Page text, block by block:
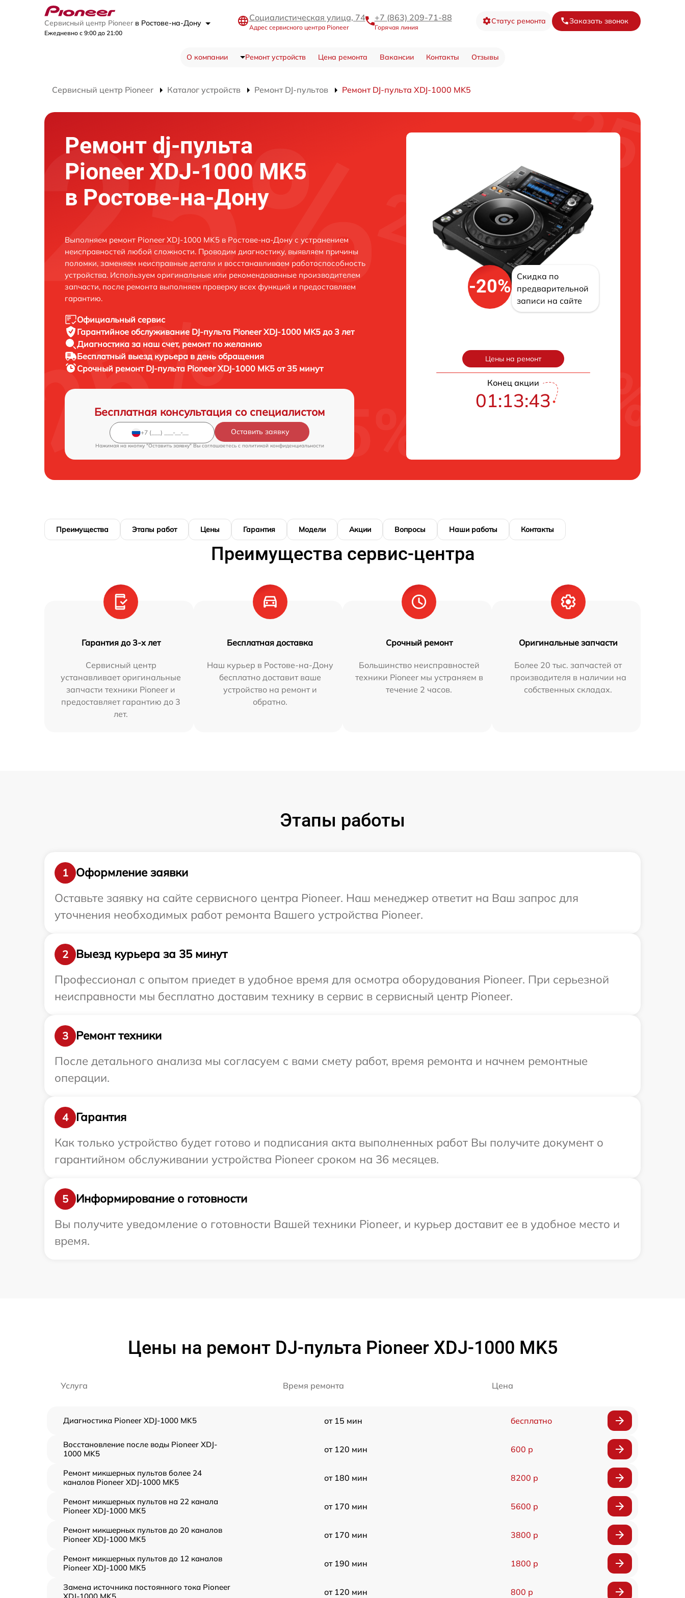
Сервисный центр Pioneer в Ростове-на-Дону
Ежедневно с 9:00 до 21:00
Социалистическая улица, 74
Адрес сервисного центра Pioneer
+7 (863) 209-71-88
Горячая линия
Статус ремонта Заказать звонок
О компании Ремонт устройств Цена ремонта Вакансии Контакты Отзывы
Сервисный центр Pioneer Каталог устройств Ремонт DJ-пультов Ремонт DJ-пульта XDJ-1000 MK5
Ремонт dj-пульта
Pioneer XDJ-1000 MK5
в Ростове-на-Дону
Выполняем ремонт Pioneer XDJ-1000 MK5 в Ростове-на-Дону с устранением
неисправностей любой сложности. Проводим диагностику, выявляем причины
поломки, заменяем неисправные детали и восстанавливаем работоспособность
устройства. Используем оригинальные или рекомендованные производителем
запчасти, после ремонта выполняем проверку всех функций и предоставляем
гарантию.
Официальный сервис
Гарантийное обслуживание DJ-пульта Pioneer XDJ-1000 MK5 до 3 лет
Диагностика за наш счет, ремонт по желанию
Бесплатный выезд курьера в день обращения
Срочный ремонт DJ-пульта Pioneer XDJ-1000 MK5 от 35 минут
Бесплатная консультация со специалистом
Оставить заявку
Нажимая на кнопку "Оставить заявку" Вы соглашаетесь c политикой конфиденциальности
-20%
Скидка по
предварительной
записи на сайте
Цены на ремонт
Конец акции
01:13:42
Преимущества Этапы работ Цены Гарантия Модели Акции Вопросы Наши работы Контакты
Преимущества сервис-центра
Гарантия до 3-х лет
Сервисный центр
устанавливает оригинальные
запчасти техники Pioneer и
предоставляет гарантию до 3
лет.
Бесплатная доставка
Наш курьер в Ростове-на-Дону
бесплатно доставит ваше
устройство на ремонт и
обратно.
Срочный ремонт
Большинство неисправностей
техники Pioneer мы устраняем в
течение 2 часов.
Оригинальные запчасти
Более 20 тыс. запчастей от
производителя в наличии на
собственных складах.
Этапы работы
1
Оформление заявки
Оставьте заявку на сайте сервисного центра Pioneer. Наш менеджер ответит на Ваш запрос для
уточнения необходимых работ ремонта Вашего устройства Pioneer.
2
Выезд курьера за 35 минут
Профессионал с опытом приедет в удобное время для осмотра оборудования Pioneer. При серьезной
неисправности мы бесплатно доставим технику в сервис в сервисный центр Pioneer.
3
Ремонт техники
После детального анализа мы согласуем с вами смету работ, время ремонта и начнем ремонтные
операции.
4
Гарантия
Как только устройство будет готово и подписания акта выполненных работ Вы получите документ о
гарантийном обслуживании устройства Pioneer сроком на 36 месяцев.
5
Информирование о готовности
Вы получите уведомление о готовности Вашей техники Pioneer, и курьер доставит ее в удобное место и
время.
Цены на ремонт DJ-пульта Pioneer XDJ-1000 MK5
Услуга Время ремонта Цена
Диагностика Pioneer XDJ-1000 MK5 от 15 мин бесплатно
Восстановление после воды Pioneer XDJ-
1000 MK5
от 120 мин 600 р
Ремонт микшерных пультов более 24
каналов Pioneer XDJ-1000 MK5
от 180 мин 8200 р
Ремонт микшерных пультов на 22 канала
Pioneer XDJ-1000 MK5
от 170 мин 5600 р
Ремонт микшерных пультов до 20 каналов
Pioneer XDJ-1000 MK5
от 170 мин 3800 р
Ремонт микшерных пультов до 12 каналов
Pioneer XDJ-1000 MK5
от 190 мин 1800 р
Замена источника постоянного тока Pioneer
XDJ-1000 MK5
от 120 мин 800 р